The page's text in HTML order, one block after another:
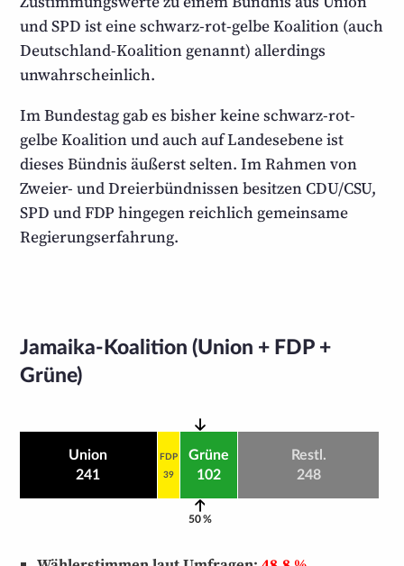
und SPD ist eine schwarz-rot-gelbe Koalition (auch
Deutschland-Koalition genannt) allerdings
unwahrscheinlich.
Im Bundestag gab es bisher keine schwarz-rot-
gelbe Koalition und auch auf Landes­ebene ist
dieses Bündnis äußerst selten. Im Rahmen von
Zweier- und Dreier­bündnissen besitzen CDU/CSU,
SPD und FDP hingegen reichlich gemeinsame
Regierungs­erfahrung.
Jamaika-Koalition (Union + FDP +
Grüne)
Union
241
FDP
39
Grüne
102
Restl.
248
50 %